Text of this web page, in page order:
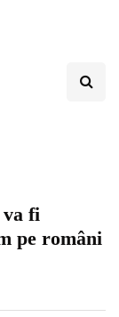
va fi
pe români